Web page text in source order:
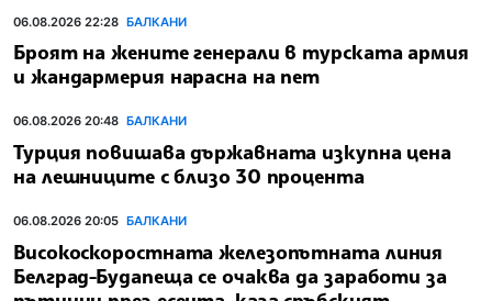
06.08.2026 22:28 БАЛКАНИ
Броят на жените генерали в турската армия
и жандармерия нарасна на пет
06.08.2026 20:48 БАЛКАНИ
Турция повишава държавната изкупна цена
на лешниците с близо 30 процента
06.08.2026 20:05 БАЛКАНИ
Високоскоростната железопътната линия
Белград-Будапеща се очаква да заработи за